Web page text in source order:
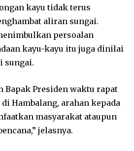
kayu tidak terus
aliran sungai.
persoalan
kayu-kayu itu juga dinilai
sungai.
Bapak Presiden waktu rapat
Hambalang, arahan kepada
masyarakat ataupun
jelasnya.